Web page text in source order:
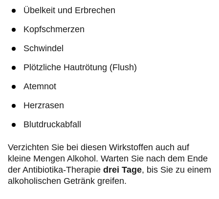
Übelkeit und Erbrechen
Kopfschmerzen
Schwindel
Plötzliche Hautrötung (Flush)
Atemnot
Herzrasen
Blutdruckabfall
Verzichten Sie bei diesen Wirkstoffen auch auf
kleine Mengen Alkohol. Warten Sie nach dem Ende
der Antibiotika-Therapie drei Tage, bis Sie zu einem
alkoholischen Getränk greifen.